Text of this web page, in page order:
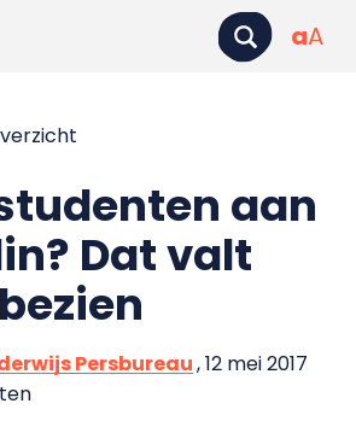
aA
aan
Dat valt
Persbureau, 12 mei 2017